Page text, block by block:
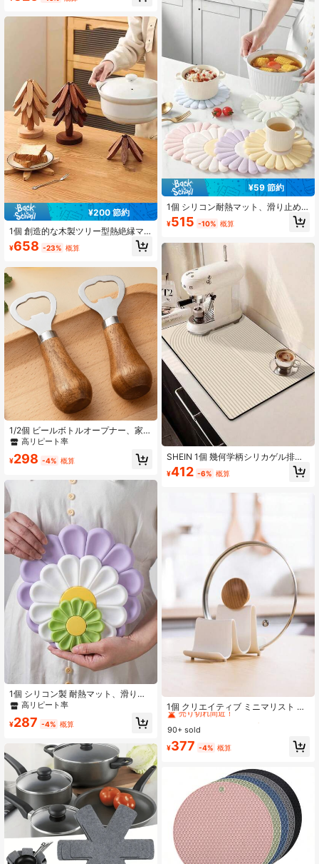
セット
¥200 節約
1個 創造的な木製ツリー型熱絶縁マ
ット、竹製ダイニングテーブルプレ
ースマット、鍋敷き、カップコース
ーポット、サーマルコンテナ、鍋パ
ッド、コースターに適しています
¥658 -23% 概算
1/2個 ビールボトルオープナー、家庭
用 無垢材ハンドル ローズゴールド
ール ボトルオープナー、ホームバー
高リピート率
¥298 -4% 概算
1個 シリコン製 耐熱マット、滑り止
め、キッチンカウンターに最適、熱
イン、鍋やフライパンを置くことが
コンプレースマット、耐熱性があ
り、お手入れが簡単。コースターや
トリベットとしても使用できます。
高リピート率
¥287 -4% 概算
¥59 節約
1個 シリコン耐熱マット、滑り止め
と耐熱性、キッチンカウンターに最
適、熱い料理を置くのに理想的。モ
パンを置くことができます。エレガ
ントなデイジー柄シリコンプレース
マット、耐熱性と簡単お手入れ、コ
ースターと耐熱マットとして使用で
きます。
¥515 -10% 概算
SHEIN 1個 幾何学柄シリカゲル排水
マット、キッチン食器乾燥マット、
洗えるバーマット、耐熱パッド、テ
ンダイニングデコレーション、食器
¥412 -6% 概算
1個 クリエイティブ ミニマリスト 波
型鍋蓋ホルダー、プラスチック製調
理器具ラック、カウンタートップキ
ッチン収納ラック、スプーン&箸ホル
ダー、キッチンアクセサリー、キッ
チン調理器具、キッチン スプーンレ
プーンホルダー
売り切れ間近！
#10 ベストセラー
売り切れ間近！
#10 ベストセラー
売り切れ間近！
#10 ベストセラー
に スプーンレストとポットクリップ
90+ sold
¥377 -4% 概算